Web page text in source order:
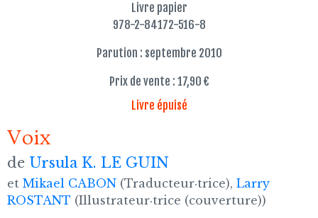
Livre papier
978-2-84172-516-8
Parution : septembre 2010
Prix de vente : 17,90 €
Livre épuisé
Voix
de Ursula K. LE GUIN
et Mikael CABON (Traducteur·trice), Larry
ROSTANT (Illustrateur·trice (couverture))